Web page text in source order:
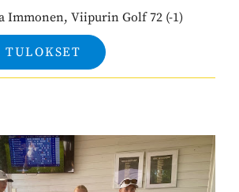
Immonen, Viipurin Golf 72 (-1)
TULOKSET